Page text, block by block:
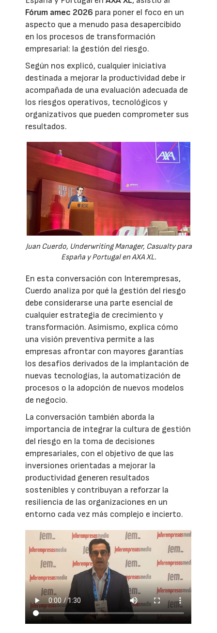
Fórum amec 2026 para poner el foco en un
aspecto que a menudo pasa desapercibido
en los procesos de transformación
empresarial: la gestión del riesgo.
Según nos explicó, cualquier iniciativa
destinada a mejorar la productividad debe ir
acompañada de una evaluación adecuada de
los riesgos operativos, tecnológicos y
organizativos que pueden comprometer sus
resultados.
Juan Cuerdo, Underwriting Manager, Casualty para
España y Portugal en AXA XL.
En esta conversación con Interempresas,
Cuerdo analiza por qué la gestión del riesgo
debe considerarse una parte esencial de
cualquier estrategia de crecimiento y
transformación. Asimismo, explica cómo
una visión preventiva permite a las
empresas afrontar con mayores garantías
los desafíos derivados de la implantación de
nuevas tecnologías, la automatización de
procesos o la adopción de nuevos modelos
de negocio.
La conversación también aborda la
importancia de integrar la cultura de gestión
del riesgo en la toma de decisiones
empresariales, con el objetivo de que las
inversiones orientadas a mejorar la
productividad generen resultados
sostenibles y contribuyan a reforzar la
resiliencia de las organizaciones en un
entorno cada vez más complejo e incierto.